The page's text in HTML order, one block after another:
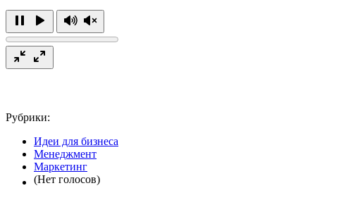
Рубрики:
Идеи для бизнеса
Менеджмент
Маркетинг
(Нет голосов)